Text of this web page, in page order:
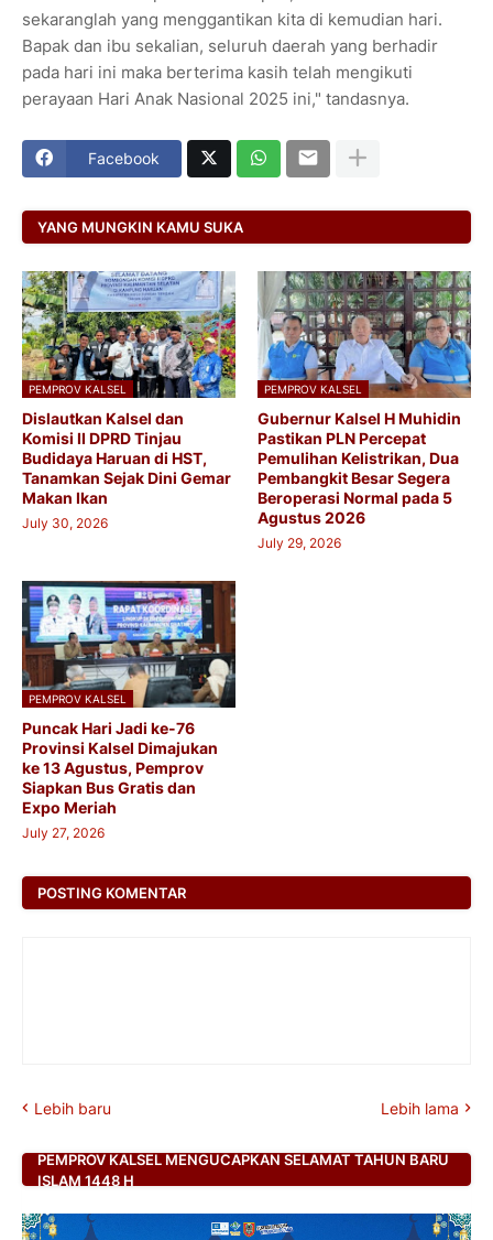
sekaranglah yang menggantikan kita di kemudian hari.
Bapak dan ibu sekalian, seluruh daerah yang berhadir
pada hari ini maka berterima kasih telah mengikuti
perayaan Hari Anak Nasional 2025 ini," tandasnya.
Facebook
YANG MUNGKIN KAMU SUKA
PEMPROV KALSEL
Dislautkan Kalsel dan
Komisi II DPRD Tinjau
Budidaya Haruan di HST,
Tanamkan Sejak Dini Gemar
Makan Ikan
July 30, 2026
PEMPROV KALSEL
Gubernur Kalsel H Muhidin
Pastikan PLN Percepat
Pemulihan Kelistrikan, Dua
Pembangkit Besar Segera
Beroperasi Normal pada 5
Agustus 2026
July 29, 2026
PEMPROV KALSEL
Puncak Hari Jadi ke-76
Provinsi Kalsel Dimajukan
ke 13 Agustus, Pemprov
Siapkan Bus Gratis dan
Expo Meriah
July 27, 2026
POSTING KOMENTAR
Lebih baru Lebih lama
PEMPROV KALSEL MENGUCAPKAN SELAMAT TAHUN BARU
ISLAM 1448 H